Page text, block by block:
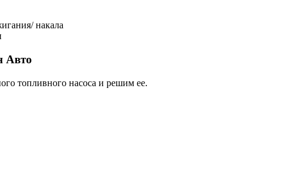
накала
Авто
топливного насоса и решим ее.